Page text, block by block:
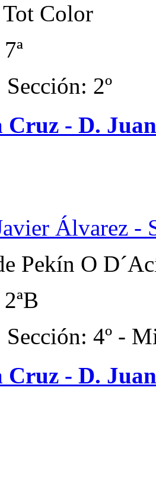
Color
2º
Cruz - D.
Álvarez -
Pekín O
Sección: 4º -
Cruz - D.